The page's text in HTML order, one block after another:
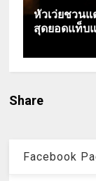
หัวเว่ยชวน
สุดยอดแท็บ
Share
Facebook